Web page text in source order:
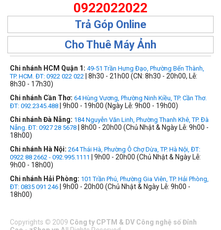
0922022022
Trả Góp Online
Cho Thuê Máy Ảnh
Chi nhánh HCM Quận 1: 49-51 Trần Hưng Đạo, Phường Bến Thành,
TP. HCM. ĐT: 0922 022 022 | 8h30 - 21h00 (CN: 8h30 - 20h00, Lễ:
8h30 - 17h30)
Chi nhánh Cần Thơ: 64 Hùng Vương, Phường Ninh Kiều, TP. Cần Thơ.
ĐT: 092.2345.488 | 9h00 - 19h00 (Ngày Lễ: 9h00 - 19h00)
Chi nhánh Đà Nẵng: 184 Nguyễn Văn Linh, Phường Thanh Khê, TP. Đà
Nẵng. ĐT: 0927 28 5678 | 8h00 - 20h00 (Chủ Nhật & Ngày Lễ: 9h00 -
18h00)
Chi nhánh Hà Nội: 264 Thái Hà, Phường Ô Chợ Dừa, TP. Hà Nội, ĐT:
0922 88 2662 - 092.995.1111
| 9h00 - 20h00 (Chủ Nhật & Ngày Lễ:
9h00 - 18h00)
Chi nhánh Hải Phòng: 101 Trần Phú, Phường Gia Viên, TP. Hải Phòng,
ĐT: 0835 091 246 | 9h00 - 20h00 (Chủ Nhật & Ngày Lễ: 9h00 -
18h00)
Copyrights © 2009 Công ty CPTM & DV Công nghệ số Đỉnh